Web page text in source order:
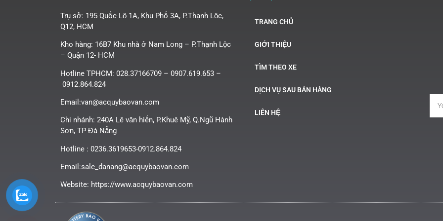
Trụ sở: 195 Quốc Lộ 1A, Khu Phố 3A, P.Thạnh Lộc,
Q12, HCM
Kho hàng: 16B7 Khu nhà ở Nam Long – P.Thạnh Lộc
– Quận 12- HCM
Hotline TPHCM: 028.37166709 – 0907.619.653 –
0912.864.824
Email:van@acquybaovan.com
Chi nhánh: 240A Lê văn hiến, P.Khuê Mỹ, Q.Ngũ Hành
Sơn, TP Đà Nẵng
Hotline : 0236.3619653-0912.864.824
Email:sale_danang@acquybaovan.com
Website: https://www.acquybaovan.com
TRANG CHỦ
GIỚI THIỆU
TÌM THEO XE
DỊCH VỤ SAU BÁN HÀNG
LIÊN HỆ